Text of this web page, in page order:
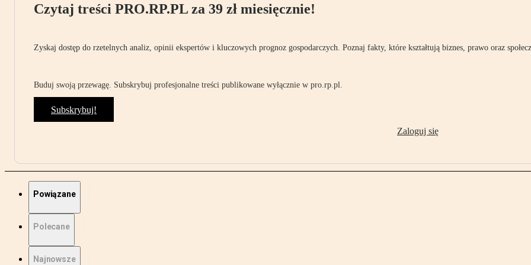
Czytaj treści PRO.RP.PL za 39 zł miesięcznie!
Zyskaj dostęp do rzetelnych analiz, opinii ekspertów i kluczowych prognoz gospodarczych. Poznaj fakty, które kształtują biznes, prawo oraz
Buduj swoją przewagę. Subskrybuj profesjonalne treści publikowane wyłącznie w pro.rp.pl.
Subskrybuj!
Zaloguj się
Powiązane
Polecane
Najnowsze